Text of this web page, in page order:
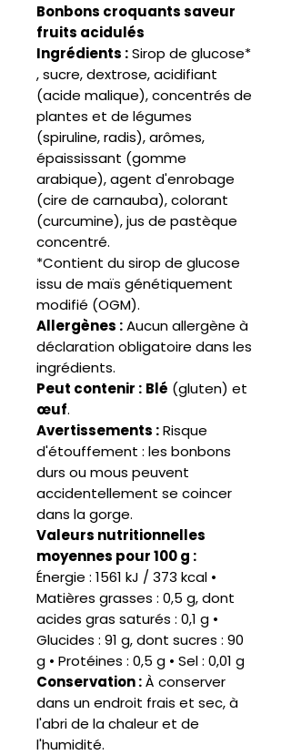
Bonbons croquants saveur
fruits acidulés
Ingrédients :Sirop de glucose*
, sucre, dextrose, acidifiant
(acide malique), concentrés de
plantes et de légumes
(spiruline, radis), arômes,
épaississant (gomme
arabique), agent d'enrobage
(cire de carnauba), colorant
(curcumine), jus de pastèque
concentré.
*Contient du sirop de glucose
issu de maïs génétiquement
modifié (OGM).
Allergènes :Aucun allergène à
déclaration obligatoire dans les
ingrédients.
Peut contenir : Blé (gluten) et
œuf.
Avertissements :Risque
d'étouffement : les bonbons
durs ou mous peuvent
accidentellement se coincer
dans la gorge.
Valeurs nutritionnelles
moyennes pour 100 g :
Énergie : 1561 kJ / 373 kcal •
Matières grasses : 0,5 g, dont
acides gras saturés : 0,1 g •
Glucides : 91 g, dont sucres : 90
g • Protéines : 0,5 g • Sel : 0,01 g
Conservation :À conserver
dans un endroit frais et sec, à
l'abri de la chaleur et de
l'humidité.